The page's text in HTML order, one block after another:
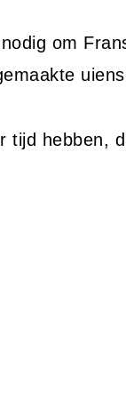
om
tijd hebben,